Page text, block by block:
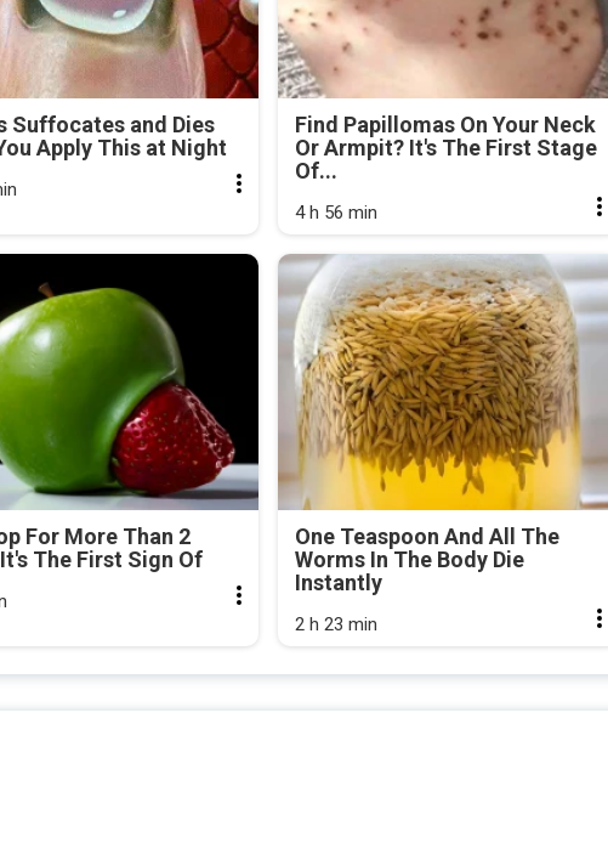
Suffocates and Dies
Apply This at Night
Find Papillomas On Your Neck
Or Armpit? It's The First Stage
Of...
4 h 56 min
For More Than 2
The First Sign Of
One Teaspoon And All The
Worms In The Body Die
Instantly
2 h 23 min